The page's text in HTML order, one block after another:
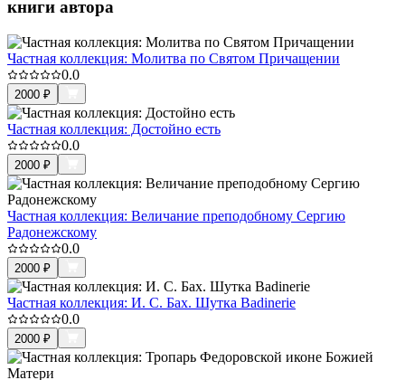
книги автора
Частная коллекция: Молитва по Святом Причащении
0.0
2000 ₽
Частная коллекция: Достойно есть
0.0
2000 ₽
Частная коллекция: Величание преподобному Сергию
Радонежскому
0.0
2000 ₽
Частная коллекция: И. С. Бах. Шутка Badinerie
0.0
2000 ₽